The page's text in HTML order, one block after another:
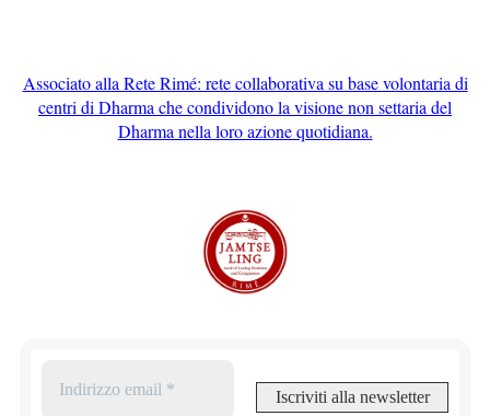
Associato alla Rete Rimé: rete collaborativa su base volontaria di
centri di Dharma che condividono la visione non settaria del
Dharma nella loro azione quotidiana.